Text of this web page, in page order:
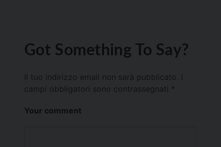
Got Something To Say?
Il tuo indirizzo email non sarà pubblicato.
campi obbligatori sono contrassegnati *
Your comment